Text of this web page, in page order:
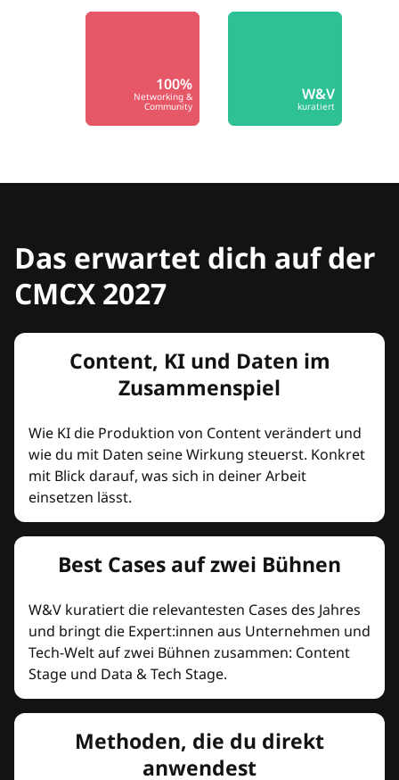
100%
Networking &
Community
W&V
kuratiert
Das erwartet dich auf der
CMCX 2027
Content, KI und Daten im
Zusammenspiel
Wie KI die Produktion von Content verändert und
wie du mit Daten seine Wirkung steuerst. Konkret
mit Blick darauf, was sich in deiner Arbeit
einsetzen lässt.
Best Cases auf zwei Bühnen
W&V kuratiert die relevantesten Cases des Jahres
und bringt die Expert:innen aus Unternehmen und
Tech-Welt auf zwei Bühnen zusammen: Content
Stage und Data & Tech Stage.
Methoden, die du direkt
anwendest